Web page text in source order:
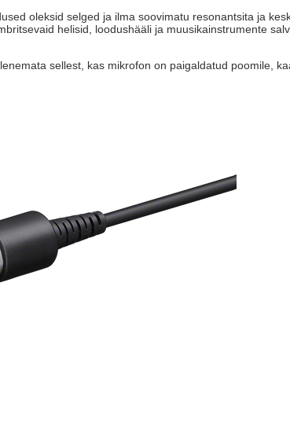
oleksid selged ja ilma soovimatu resonantsita ja
helisid, loodushääli ja muusikainstrumente
sellest, kas mikrofon on paigaldatud poomile,